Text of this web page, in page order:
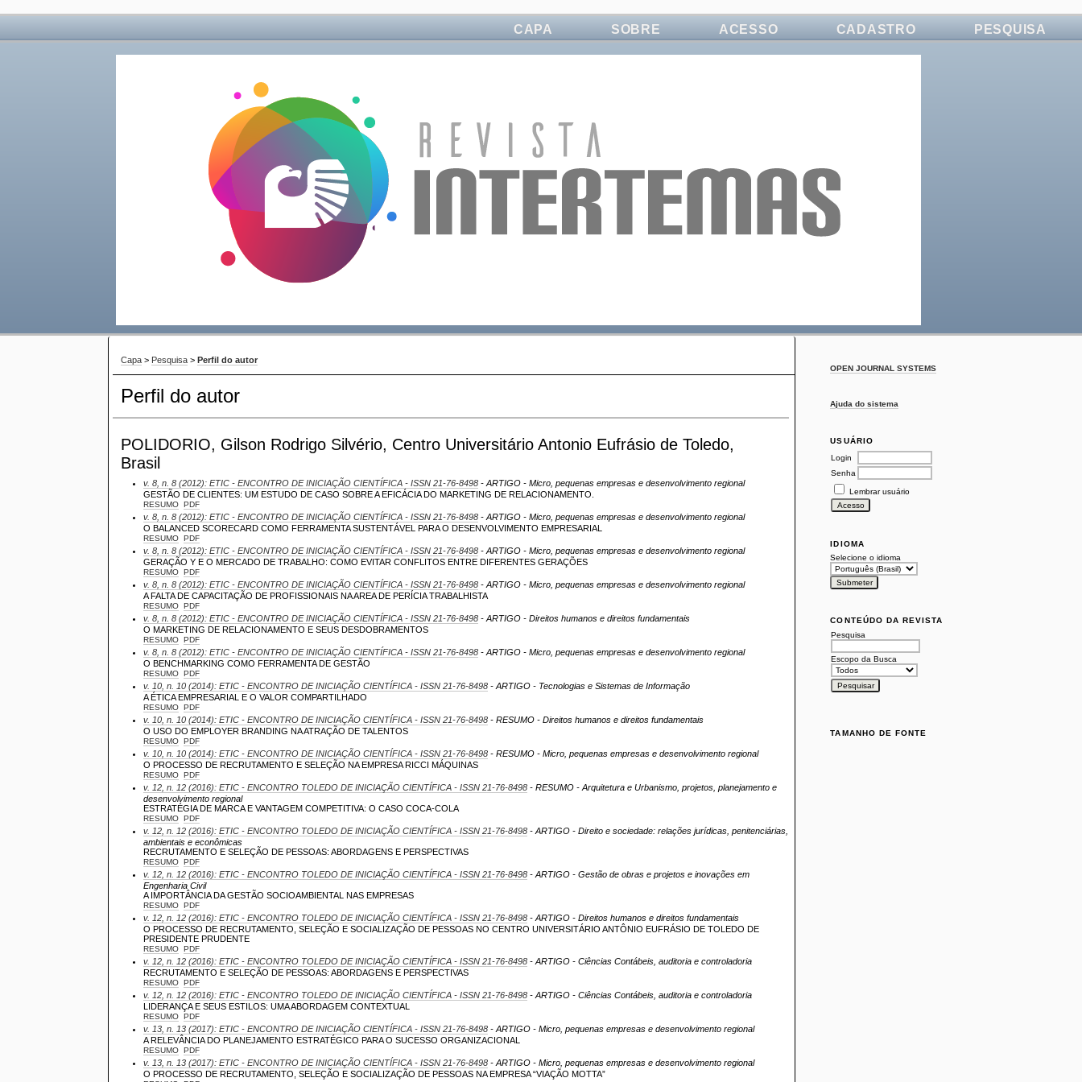
OPEN JOURNAL SYSTEMS
Ajuda do sistema
USUÁRIO
Login
Senha
Lembrar usuário
IDIOMA
Selecione o idioma
CONTEÚDO DA REVISTA
Pesquisa
Escopo da Busca
TAMANHO DE FONTE
CAPA SOBRE ACESSO CADASTRO PESQUISA
Capa > Pesquisa >Perfil do autor
Perfil do autor
POLIDORIO, Gilson Rodrigo Silvério, Centro Universitário Antonio Eufrásio de Toledo,
Brasil
v. 8, n. 8 (2012): ETIC - ENCONTRO DE INICIAÇÃO CIENTÍFICA - ISSN 21-76-8498 - ARTIGO - Micro, pequenas empresas e desenvolvimento regional
GESTÃO DE CLIENTES: UM ESTUDO DE CASO SOBRE A EFICÁCIA DO MARKETING DE RELACIONAMENTO.
RESUMO PDF
v. 8, n. 8 (2012): ETIC - ENCONTRO DE INICIAÇÃO CIENTÍFICA - ISSN 21-76-8498 - ARTIGO - Micro, pequenas empresas e desenvolvimento regional
O BALANCED SCORECARD COMO FERRAMENTA SUSTENTÁVEL PARA O DESENVOLVIMENTO EMPRESARIAL
RESUMO PDF
v. 8, n. 8 (2012): ETIC - ENCONTRO DE INICIAÇÃO CIENTÍFICA - ISSN 21-76-8498 - ARTIGO - Micro, pequenas empresas e desenvolvimento regional
GERAÇÃO Y E O MERCADO DE TRABALHO: COMO EVITAR CONFLITOS ENTRE DIFERENTES GERAÇÕES
RESUMO PDF
v. 8, n. 8 (2012): ETIC - ENCONTRO DE INICIAÇÃO CIENTÍFICA - ISSN 21-76-8498 - ARTIGO - Micro, pequenas empresas e desenvolvimento regional
A FALTA DE CAPACITAÇÃO DE PROFISSIONAIS NA AREA DE PERÍCIA TRABALHISTA
RESUMO PDF
v. 8, n. 8 (2012): ETIC - ENCONTRO DE INICIAÇÃO CIENTÍFICA - ISSN 21-76-8498 - ARTIGO - Direitos humanos e direitos fundamentais
O MARKETING DE RELACIONAMENTO E SEUS DESDOBRAMENTOS
RESUMO PDF
v. 8, n. 8 (2012): ETIC - ENCONTRO DE INICIAÇÃO CIENTÍFICA - ISSN 21-76-8498 - ARTIGO - Micro, pequenas empresas e desenvolvimento regional
O BENCHMARKING COMO FERRAMENTA DE GESTÃO
RESUMO PDF
v. 10, n. 10 (2014): ETIC - ENCONTRO DE INICIAÇÃO CIENTÍFICA - ISSN 21-76-8498 - ARTIGO - Tecnologias e Sistemas de Informação
A ÉTICA EMPRESARIAL E O VALOR COMPARTILHADO
RESUMO PDF
v. 10, n. 10 (2014): ETIC - ENCONTRO DE INICIAÇÃO CIENTÍFICA - ISSN 21-76-8498 - RESUMO - Direitos humanos e direitos fundamentais
O USO DO EMPLOYER BRANDING NA ATRAÇÃO DE TALENTOS
RESUMO PDF
v. 10, n. 10 (2014): ETIC - ENCONTRO DE INICIAÇÃO CIENTÍFICA - ISSN 21-76-8498 - RESUMO - Micro, pequenas empresas e desenvolvimento regional
O PROCESSO DE RECRUTAMENTO E SELEÇÃO NA EMPRESA RICCI MÁQUINAS
RESUMO PDF
v. 12, n. 12 (2016): ETIC - ENCONTRO TOLEDO DE INICIAÇÃO CIENTÍFICA - ISSN 21-76-8498 - RESUMO - Arquitetura e Urbanismo, projetos, planejamento e
desenvolvimento regional
ESTRATÉGIA DE MARCA E VANTAGEM COMPETITIVA: O CASO COCA-COLA
RESUMO PDF
v. 12, n. 12 (2016): ETIC - ENCONTRO TOLEDO DE INICIAÇÃO CIENTÍFICA - ISSN 21-76-8498 - ARTIGO - Direito e sociedade: relações jurídicas, penitenciárias,
ambientais e econômicas
RECRUTAMENTO E SELEÇÃO DE PESSOAS: ABORDAGENS E PERSPECTIVAS
RESUMO PDF
v. 12, n. 12 (2016): ETIC - ENCONTRO TOLEDO DE INICIAÇÃO CIENTÍFICA - ISSN 21-76-8498 - ARTIGO - Gestão de obras e projetos e inovações em
Engenharia Civil
A IMPORTÂNCIA DA GESTÃO SOCIOAMBIENTAL NAS EMPRESAS
RESUMO PDF
v. 12, n. 12 (2016): ETIC - ENCONTRO TOLEDO DE INICIAÇÃO CIENTÍFICA - ISSN 21-76-8498 - ARTIGO - Direitos humanos e direitos fundamentais
O PROCESSO DE RECRUTAMENTO, SELEÇÃO E SOCIALIZAÇÃO DE PESSOAS NO CENTRO UNIVERSITÁRIO ANTÔNIO EUFRÁSIO DE TOLEDO DE
PRESIDENTE PRUDENTE
RESUMO PDF
v. 12, n. 12 (2016): ETIC - ENCONTRO TOLEDO DE INICIAÇÃO CIENTÍFICA - ISSN 21-76-8498 - ARTIGO - Ciências Contábeis, auditoria e controladoria
RECRUTAMENTO E SELEÇÃO DE PESSOAS: ABORDAGENS E PERSPECTIVAS
RESUMO PDF
v. 12, n. 12 (2016): ETIC - ENCONTRO TOLEDO DE INICIAÇÃO CIENTÍFICA - ISSN 21-76-8498 - ARTIGO - Ciências Contábeis, auditoria e controladoria
LIDERANÇA E SEUS ESTILOS: UMA ABORDAGEM CONTEXTUAL
RESUMO PDF
v. 13, n. 13 (2017): ETIC - ENCONTRO DE INICIAÇÃO CIENTÍFICA - ISSN 21-76-8498 - ARTIGO - Micro, pequenas empresas e desenvolvimento regional
A RELEVÂNCIA DO PLANEJAMENTO ESTRATÉGICO PARA O SUCESSO ORGANIZACIONAL
RESUMO PDF
v. 13, n. 13 (2017): ETIC - ENCONTRO DE INICIAÇÃO CIENTÍFICA - ISSN 21-76-8498 - ARTIGO - Micro, pequenas empresas e desenvolvimento regional
O PROCESSO DE RECRUTAMENTO, SELEÇÃO E SOCIALIZAÇÃO DE PESSOAS NA EMPRESA “VIAÇÃO MOTTA”